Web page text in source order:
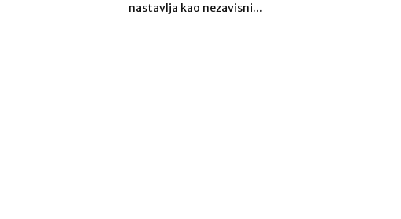
nastavlja kao nezavisni...